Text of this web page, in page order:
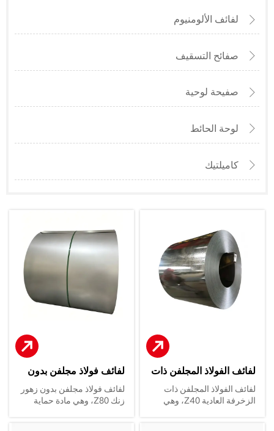
 لفائف الألومنيوم
 صفائح التسقيف
 صفيحة لوحية
 لوحة الحائط
 كاميلتيك
لفائف فولاذ مجلفن بدون
زهور زنك Z80
لفائف فولاذ مجلفن بدون زهور
زنك Z80، وهي مادة حماية
لفائف الفولاذ المجلفن ذات
الزخرفة العادية Z40
لفائف الفولاذ المجلفن ذات
الزخرفة العادية Z40، وهي